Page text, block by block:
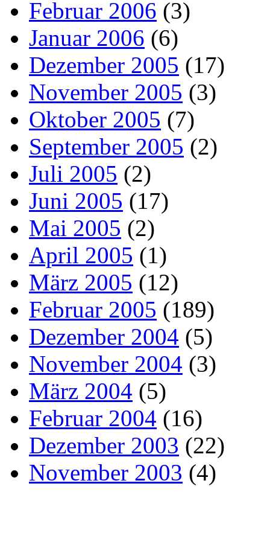
Februar 2006 (3)
Januar 2006 (6)
Dezember 2005 (17)
November 2005 (3)
Oktober 2005 (7)
September 2005 (2)
Juli 2005 (2)
Juni 2005 (17)
Mai 2005 (2)
April 2005 (1)
März 2005 (12)
Februar 2005 (189)
Dezember 2004 (5)
November 2004 (3)
März 2004 (5)
Februar 2004 (16)
Dezember 2003 (22)
November 2003 (4)